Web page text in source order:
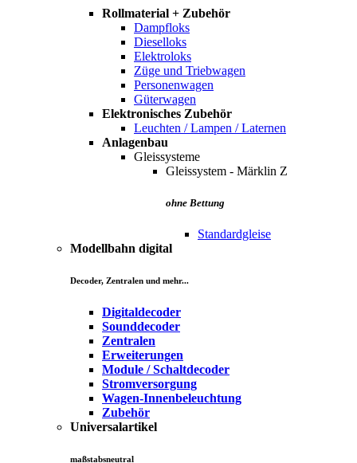
Rollmaterial + Zubehör
Dampfloks
Dieselloks
Elektroloks
Züge und Triebwagen
Personenwagen
Güterwagen
Elektronisches Zubehör
Leuchten / Lampen / Laternen
Anlagenbau
Gleissysteme
Gleissystem - Märklin Z
ohne Bettung
Standardgleise
Modellbahn digital
Decoder, Zentralen und mehr...
Digitaldecoder
Sounddecoder
Zentralen
Erweiterungen
Module / Schaltdecoder
Stromversorgung
Wagen-Innenbeleuchtung
Zubehör
Universalartikel
maßstabsneutral